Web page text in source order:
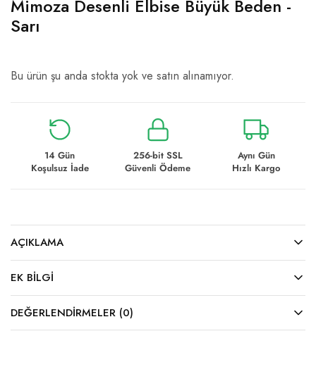
Mimoza Desenli Elbise Büyük Beden -
Sarı
Bu ürün şu anda stokta yok ve satın alınamıyor.
14 Gün
Koşulsuz İade
256-bit SSL
Güvenli Ödeme
Aynı Gün
Hızlı Kargo
AÇIKLAMA
EK BILGI
DEĞERLENDIRMELER (0)